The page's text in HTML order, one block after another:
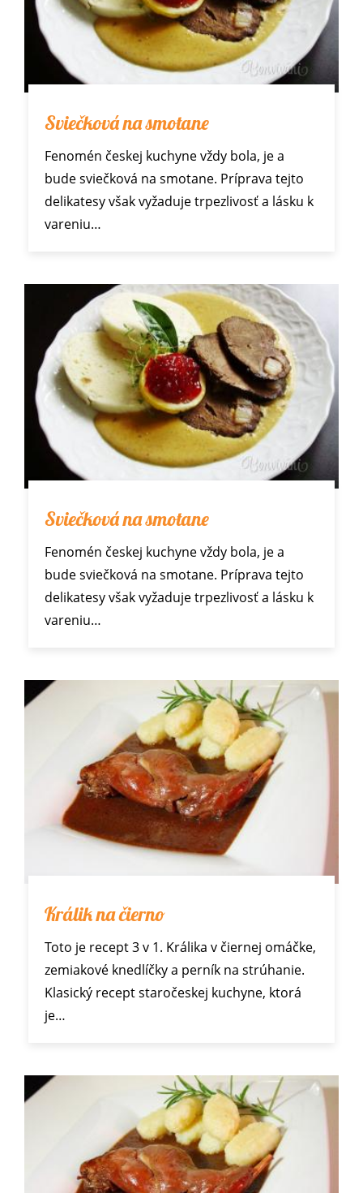
Sviečková na smotane
Fenomén českej kuchyne vždy bola, je a
bude sviečková na smotane. Príprava tejto
delikatesy však vyžaduje trpezlivosť a lásku k
vareniu…
Sviečková na smotane
Fenomén českej kuchyne vždy bola, je a
bude sviečková na smotane. Príprava tejto
delikatesy však vyžaduje trpezlivosť a lásku k
vareniu…
Králik na čierno
Toto je recept 3 v 1. Králika v čiernej omáčke,
zemiakové knedlíčky a perník na strúhanie.
Klasický recept staročeskej kuchyne, ktorá
je…